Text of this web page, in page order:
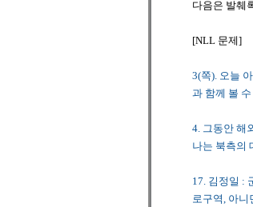
다음은 발췌
[NLL 문제]
3(쪽). 오늘
과 함께 볼
4. 그동안 해
나는 북측의
17. 김정일 :
로구역, 아니